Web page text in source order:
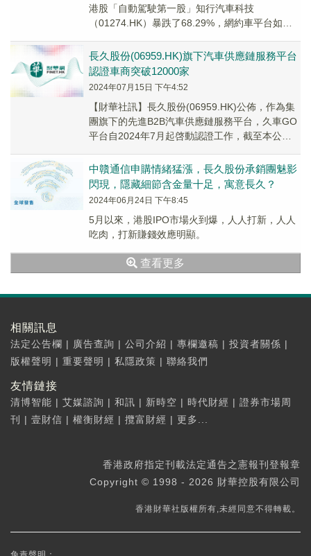
港股「自動駕駛第一股」知行汽車科技
（01274.HK）暴跌了68.29%，網約車平台如祺
長久股份(06959.HK)旗下汽車供應鏈服務平台
認證車商突破12000家
2024年07月15日 下午4:52
【財華社訊】長久股份(06959.HK)公佈，作為集
團旗下的先進B2B汽車供應鏈服務平台，久車GO
平台自2024年7月起啓動認證工作，截至本公告
中贛通信申購情緒猛漲，長久股份承銷團魅影
閃現，隱藏細節含金量十足，寓意長久？
2024年06月24日 下午8:45
5月以來，港股IPO市場火到爆，人人打新，人人
吃肉，打新賺錢效應明顯。
查看更多
相關訊息
法定公告欄 | 廣告查詢 | 公司介紹 | 專欄邀稿 | 投資者關係 |
版權聲明 | 重要聲明 | 私隱政策 | 聯絡我們
友情鏈接
清博智能 | 艾媒諮詢 | 和訊 | 新時空 | 時代財經 | 證券市場周
刊
| 壹財信 | 權衡財經 | 攬富財經 | 更多...
香港政府指定刊載法定通告之憲報刊登報章
Copyright © 1998 - 2026 財華控股有限公司
香港財華社版權所有,未經同意不得轉載。